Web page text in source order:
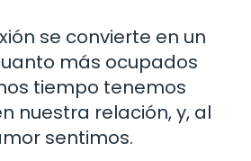
se convierte en un
más ocupados
tiempo tenemos
nuestra relación, y, al
sentimos.